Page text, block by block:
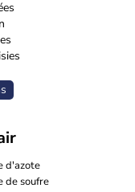
d'azote
de soufre